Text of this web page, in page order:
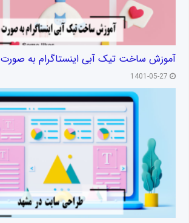
آموزش ساخت تیک آبی اینستاگرام به
1401-05-27